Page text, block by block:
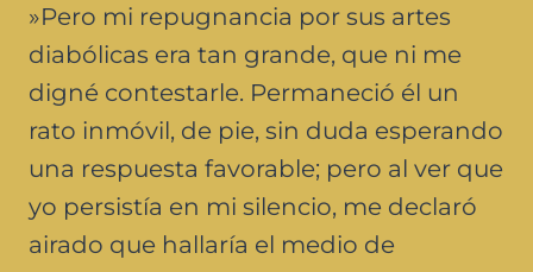
»Pero mi repugnancia por sus artes
diabólicas era tan grande, que ni me
digné contestarle. Permaneció él un
rato inmóvil, de pie, sin duda esperando
una respuesta favorable; pero al ver que
yo persistía en mi silencio, me declaró
airado que hallaría el medio de